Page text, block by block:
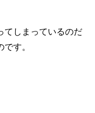
てしまっているのだ
す。